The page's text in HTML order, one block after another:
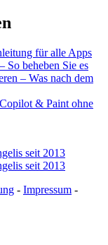
für alle Apps
So beheben Sie es
– Was nach dem
& Paint ohne
- Impressum -